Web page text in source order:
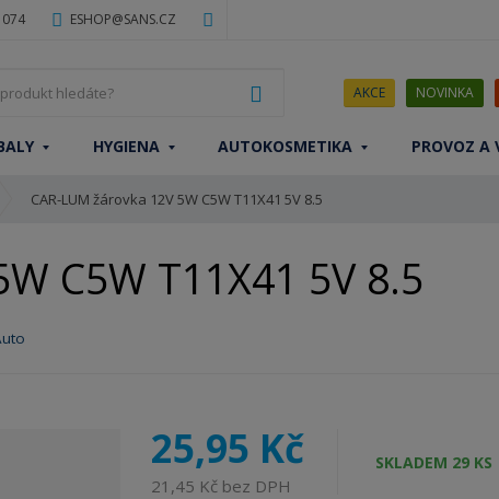
ESHOP@SANS.CZ
ý
r
u
k
á
t
e
AKCE NOVINKA
HYGIENA AUTOKOSMETIKA PROVOZ A
CAR-LUM žárovka 12V 5W C5W T11X41 5V 8.5
C5W T11X41 5V 8.5
25,95 Kč
21,45 Kč bez DPH
SKLADEM 29 KS